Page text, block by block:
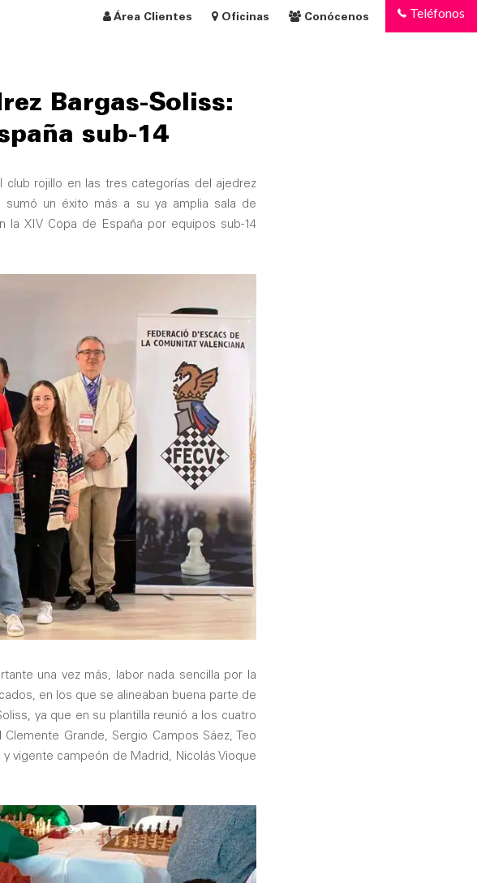
Área Clientes Oficinas Conócenos Teléfonos
Bargas-Soliss:
sub-14
rojillo en las tres categorías del ajedrez
sumó un éxito más a su ya amplia sala de
XIV Copa de España por equipos sub-14
una vez más, labor nada sencilla por la
en los que se alineaban buena parte de
ya que en su plantilla reunió a los cuatro
Grande, Sergio Campos Sáez, Teo
vigente campeón de Madrid, Nicolás Vioque